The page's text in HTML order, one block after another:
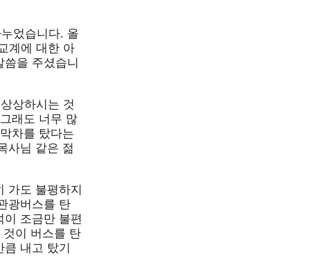
었습니다. 올
계에 대한 아
을 주셨습니
상하시는 것
래도 너무 많
차를 탔다는
사님 같은 젊
가도 불평하지
광버스를 탄
조금만 불편
이 버스를 탄
내고 탔기